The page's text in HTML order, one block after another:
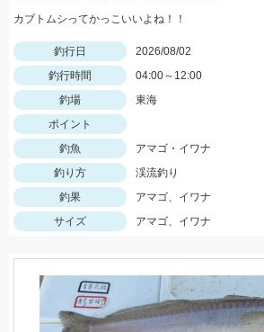
カブトムシってかっこいいよね！！
釣行日
2026/08/02
釣行時間
04:00～12:00
釣場
東海
ポイント
釣魚
アマゴ・イワナ
釣り方
渓流釣り
釣果
アマゴ、イワナ
サイズ
アマゴ、イワナ